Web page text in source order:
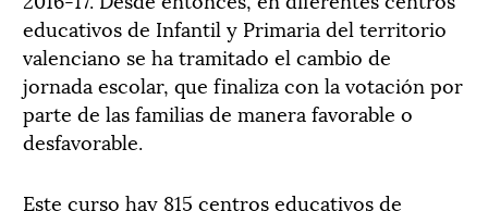
educativos de Infantil y Primaria del territorio
valenciano se ha tramitado el cambio de
jornada escolar, que finaliza con la votación por
parte de las familias de manera favorable o
desfavorable.
Este curso hay 815 centros educativos de